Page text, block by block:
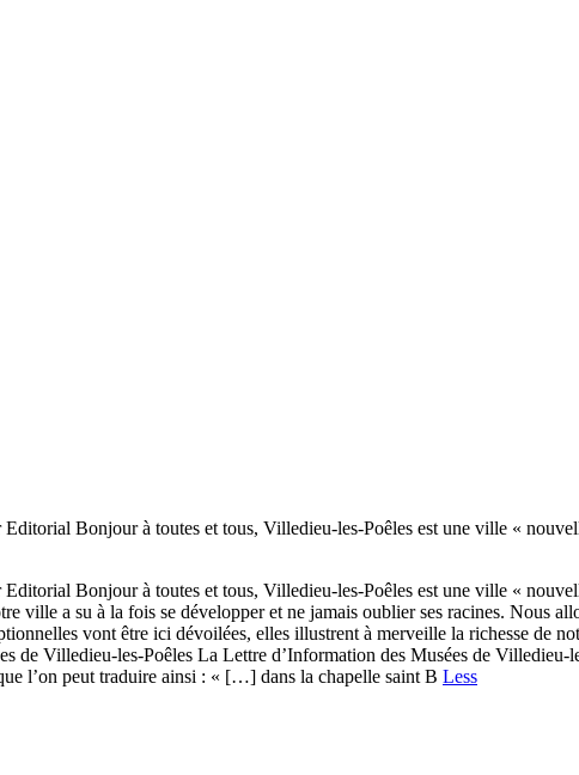
Bonjour à toutes et tous, Villedieu-les-Poêles est une ville «
Bonjour à toutes et tous, Villedieu-les-Poêles est une ville «
ville a su à la fois se développer et ne jamais oublier ses racines. Nous
vont être ici dévoilées, elles illustrent à merveille la richesse de
de Villedieu-les-Poêles La Lettre d’Information des Musées de
l’on peut traduire ainsi : « […] dans la chapelle saint B Less